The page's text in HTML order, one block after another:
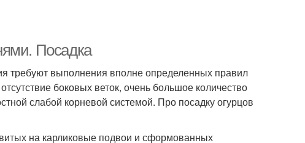
Посадка
требуют выполнения вполне определенных правил
боковых веток, очень большое количество
слабой корневой системой. Про посадку огурцов
на карликовые подвои и сформованных